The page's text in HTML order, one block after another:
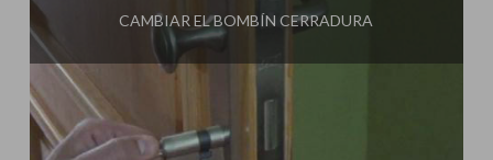
CAMBIAR EL BOMBÍN CERRADURA